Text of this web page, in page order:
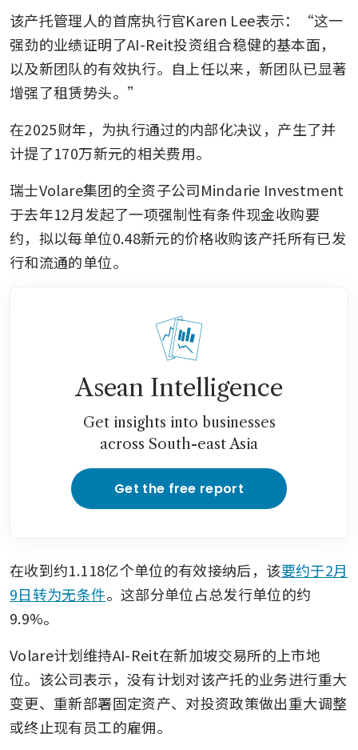
该产托管理人的首席执行官Karen Lee表示：“这一
强劲的业绩证明了AI-Reit投资组合稳健的基本面，
以及新团队的有效执行。自上任以来，新团队已显著
增强了租赁势头。”
在2025财年，为执行通过的内部化决议，产生了并
计提了170万新元的相关费用。
瑞士Volare集团的全资子公司Mindarie Investment
于去年12月发起了一项强制性有条件现金收购要
约，拟以每单位0.48新元的价格收购该产托所有已发
行和流通的单位。
Asean Intelligence
Get insights into businesses
across South-east Asia
Get the free report
在收到约1.118亿个单位的有效接纳后，该要约于2月
9日转为无条件。这部分单位占总发行单位的约
9.9%。
Volare计划维持AI-Reit在新加坡交易所的上市地
位。该公司表示，没有计划对该产托的业务进行重大
变更、重新部署固定资产、对投资政策做出重大调整
或终止现有员工的雇佣。